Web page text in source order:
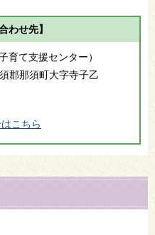
わせ先】
育て支援センター）
郡那須町大字寺子乙
こちら